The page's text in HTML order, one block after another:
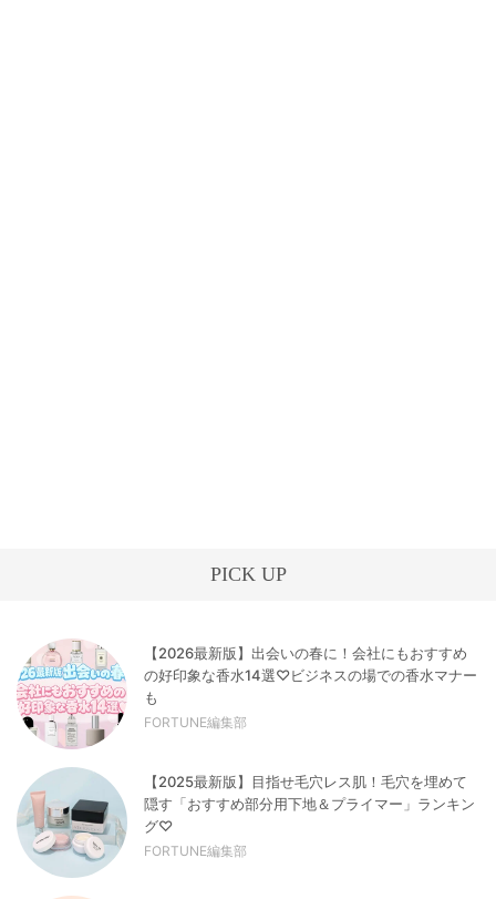
PICK UP
【2026最新版】出会いの春に！会社にもおすすめ
の好印象な香水14選♡ビジネスの場での香水マナー
も
FORTUNE編集部
【2025最新版】目指せ毛穴レス肌！毛穴を埋めて
隠す「おすすめ部分用下地＆プライマー」ランキン
グ♡
FORTUNE編集部